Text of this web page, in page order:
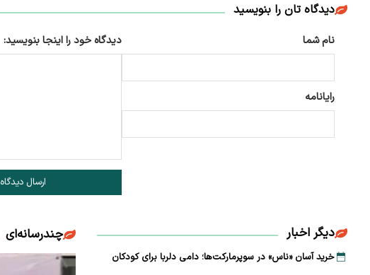
دیدگاه تان را بنویسید
نام شما
رایانامه
دیدگاه خود را اینجا بنویسید:
ارسال دیدگاه
دیگر اخبار
خرید آسان «ناس» در سوپرمارکت‌ها؛ دامی دلربا برای کودکان
چندرسانه‌ای